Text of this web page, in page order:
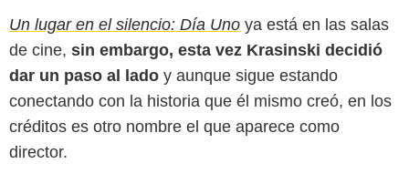
Un lugar en el silencio: Día Uno ya está en las salas
de cine, sin embargo, esta vez Krasinski decidió
dar un paso al lado y aunque sigue estando
conectando con la historia que él mismo creó, en los
créditos es otro nombre el que aparece como
director.